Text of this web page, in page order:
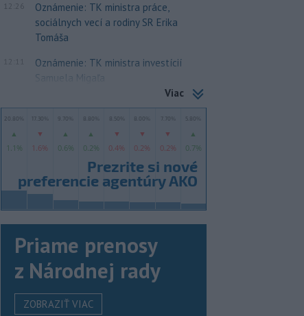
12:26
Oznámenie: TK ministra práce,
sociálnych vecí a rodiny SR Erika
Tomáša
Oznámenie: TK ministra investícií
Samuela Migaľa
Viac
Priame prenosy
z Národnej rady
ZOBRAZIŤ VIAC